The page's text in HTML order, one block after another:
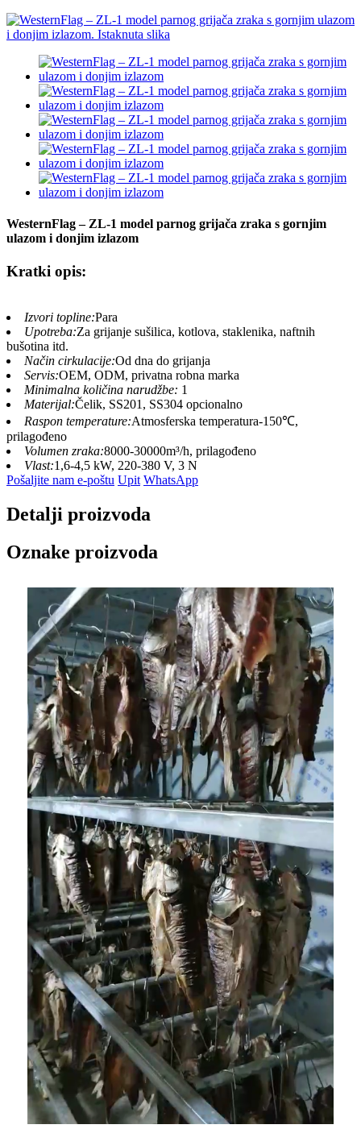
WesternFlag – ZL-1 model parnog grijača zraka s gornjim
ulazom i donjim izlazom
Kratki opis:
Izvori topline:Para
Upotreba:Za grijanje sušilica, kotlova, staklenika, naftnih
bušotina itd.
Način cirkulacije:Od dna do grijanja
Servis:OEM, ODM, privatna robna marka
Minimalna količina narudžbe: 1
Materijal:Čelik, SS201, SS304 opcionalno
Raspon temperature:Atmosferska temperatura-150℃,
prilagođeno
Volumen zraka:8000-30000m³/h, prilagođeno
Vlast:1,6-4,5 kW, 220-380 V, 3 N
Pošaljite nam e-poštu Upit WhatsApp
Detalji proizvoda
Oznake proizvoda